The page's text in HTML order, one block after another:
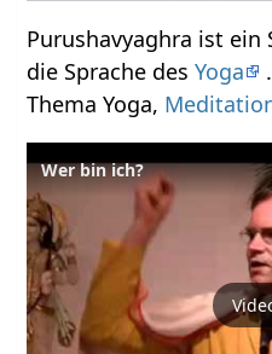
Purushavyaghra ist
die Sprache desYoga
Thema Yoga,
Wer bin ich?